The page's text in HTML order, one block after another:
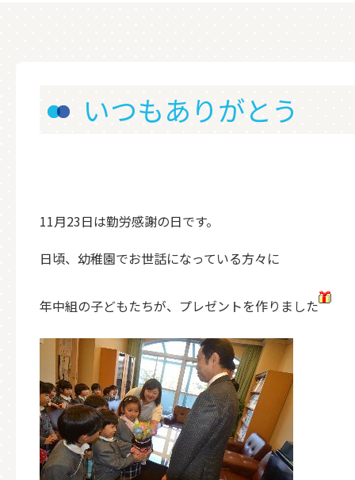
いつもありがとう
11月23日は勤労感謝の日です。
日頃、幼稚園でお世話になっている方々に
年中組の子どもたちが、プレゼントを作りました